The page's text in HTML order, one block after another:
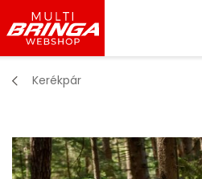
Kerékpár